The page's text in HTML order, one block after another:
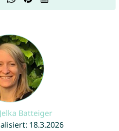
Jelka Batteiger
18.3.2026